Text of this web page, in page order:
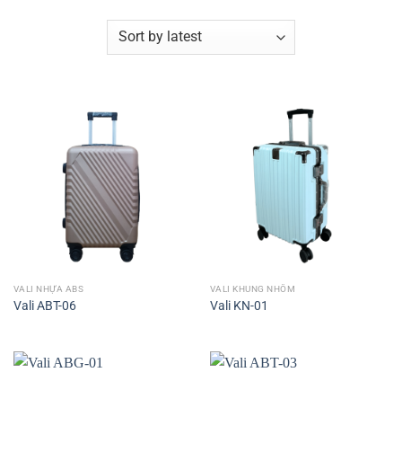
VALI NHỰA ABS
Vali ABT-06
VALI KHUNG NHÔM
Vali KN-01